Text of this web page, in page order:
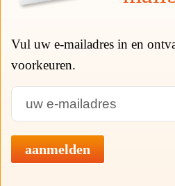
Vul uw e-mailadres in en
voorkeuren.
aanmelden